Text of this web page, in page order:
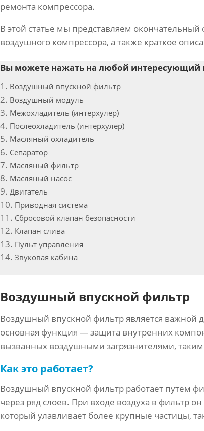
ремонта компрессора.
В этой статье мы представляем
воздушного компрессора, а также краткое
Вы можете нажать на любой интересующий
Воздушный впускной фильтр
Воздушный модуль
Межохладитель (интерхулер)
Послеохладитель (интерхулер)
Масляный охладитель
Сепаратор
Масляный фильтр
Масляный насос
Двигатель
Приводная система
Сбросовой клапан безопасности
Клапан слива
Пульт управления
Звуковая кабина
Воздушный впускной фильтр
Воздушный впускной фильтр является важной
основная функция — защита внутренних
вызванных воздушными загрязнителями,
Как это работает?
Воздушный впускной фильтр работает путем
через ряд слоев. При входе воздуха в фильтр
который улавливает более крупные частицы,